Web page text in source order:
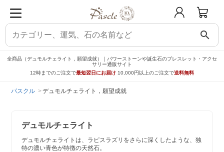
search
全商品（デュモルチェライト，願望成就）｜パワーストーンや誕生石のブレスレット・アクセ
サリー通販サイト
12時までのご注文で最短翌日にお届け 10,000円以上のご注文で送料無料
パスクル デュモルチェライト，願望成就
デュモルチェライト
デュモルチェライトは、ラピスラズリをさらに深くしたような、独
特の濃い青色が特徴の天然石。